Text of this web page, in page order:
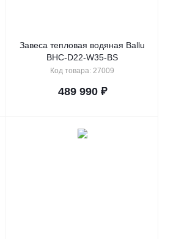
Завеса тепловая водяная Ballu
BHC-D22-W35-BS
Код товара: 27009
489 990₽